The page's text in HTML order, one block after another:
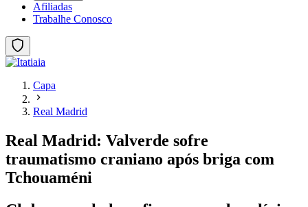
Afiliadas
Trabalhe Conosco
Capa
Real Madrid
Real Madrid: Valverde sofre
traumatismo craniano após briga com
Tchouaméni